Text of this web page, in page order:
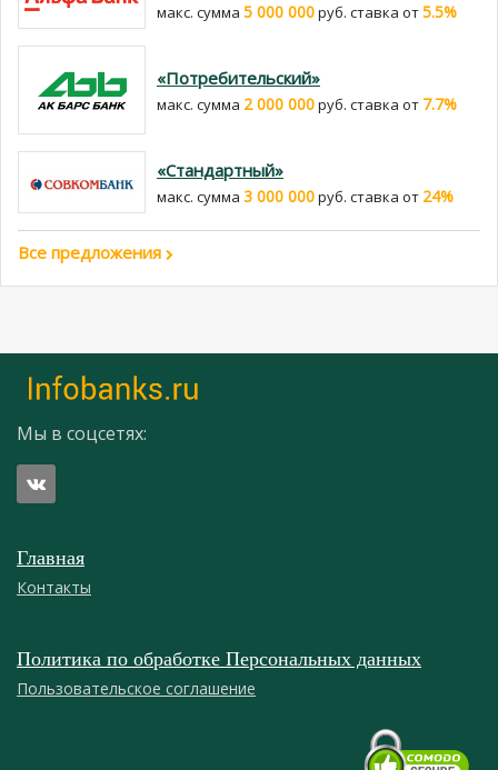
макс. сумма 5 000 000руб. cтавка от5.5%
«Потребительский»
макс. сумма 2 000 000руб. cтавка от 7.7%
«Стандартный»
макс. сумма 3 000 000руб. cтавка от 24%
Все предложения
Мы в соцсетях:
Главная
Контакты
Политика по обработке Персональных данных
Пользовательское соглашение